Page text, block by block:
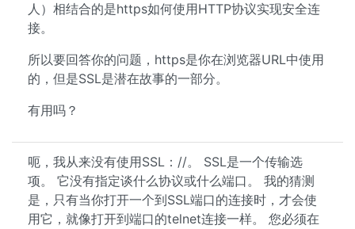
人）相结合的是https如何使用HTTP协议实现安全连
接。
所以要回答你的问题，https是你在浏览器URL中使用
的，但是SSL是潜在故事的一部分。
有用吗？
呃，我从来没有使用SSL：//。 SSL是一个传输选
项。 它没有指定谈什么协议或什么端口。 我的猜测
是，只有当你打开一个到SSL端口的连接时，才会使
用它，就像打开到端口的telnet连接一样。 您必须在